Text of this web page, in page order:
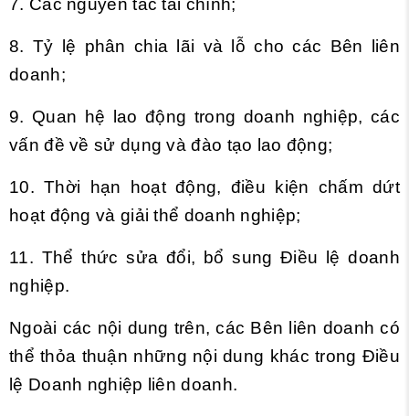
7. Các nguyên tắc tài chính;
8. Tỷ lệ phân chia lãi và lỗ cho các Bên liên
doanh;
9. Quan hệ lao động trong doanh nghiệp, các
vấn đề về sử dụng và đào tạo lao động;
10. Thời hạn hoạt động, điều kiện chấm dứt
hoạt động và giải thể doanh nghiệp;
11. Thể thức sửa đổi, bổ sung Điều lệ doanh
nghiệp.
Ngoài các nội dung trên, các Bên liên doanh có
thể thỏa thuận những nội dung khác trong Điều
lệ Doanh nghiệp liên doanh.